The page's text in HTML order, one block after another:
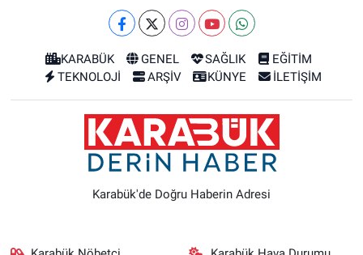
KARABÜK GENEL SAĞLIK
EĞİTİM
TEKNOLOJİ
ARŞİV KÜNYE İLETİŞİM
Karabük'de Doğru Haberin Adresi